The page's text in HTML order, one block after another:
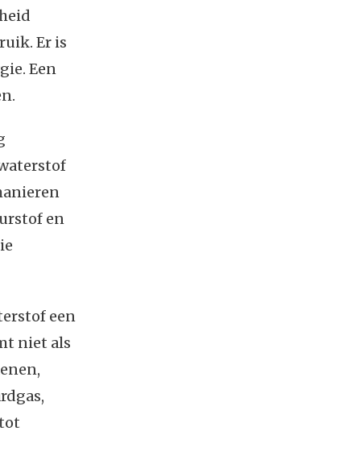
Er is
Een
en
een
niet als